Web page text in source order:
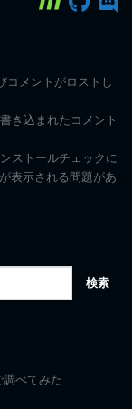
コメントがロストし
き込まれたコメント
ストールチェックに
表示される問題があ
べてみた